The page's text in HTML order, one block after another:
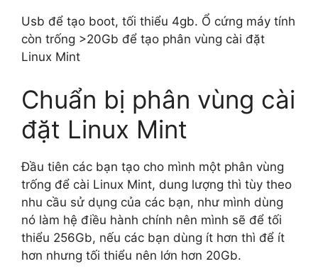
Usb để tạo boot, tối thiểu 4gb. Ổ cứng máy tính
còn trống >20Gb để tạo phân vùng cài đặt
Linux Mint
Chuẩn bị phân vùng cài
đặt Linux Mint
Đầu tiên các bạn tạo cho mình một phân vùng
trống để cài Linux Mint, dung lượng thì tùy theo
nhu cầu sử dụng của các bạn, như mình dùng
nó làm hệ điều hành chính nên mình sẽ để tối
thiểu 256Gb, nếu các bạn dùng ít hơn thì để ít
hơn nhưng tối thiểu nên lớn hơn 20Gb.